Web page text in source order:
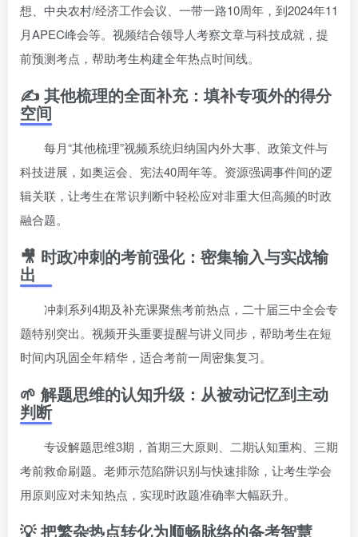
想、中央农村/经济工作会议、一带一路10周年，到2024年11
月APEC峰会等。视频结合领导人考察文章与科技成就，提
前预测考点，帮助考生构建全年热点时间线。
✍️ 其他梳理的全面补充：填补专项外的得分
空间
每月“其他梳理”视频系统归纳国内外大事、政策文件与
科技进展，如奥运会、宪法40周年等。资源强调事件间的逻
辑关联，让考生在常识判断中轻松应对非重大但高频的时政
融合题。
🎥 时政冲刺的考前强化：密集输入与实战输
出
冲刺系列4期及补充课聚焦考前热点，二十届三中全会专
题特别突出。视频开头重要提醒与讲义同步，帮助考生在短
时间内巩固全年精华，适合考前一周密集复习。
🌱 解题思维的认知升级：从被动记忆到主动
判断
专设解题思维3期，首期三大原则、二期认知重构、三期
考前救命刷题。老师示范陷阱识别与快速排除，让考生学会
用原则应对未知热点，实现时政题准确率大幅跃升。
💡 把繁杂热点转化为顺畅脉络的备考智慧